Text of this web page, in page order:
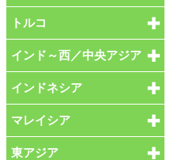
トルコ
インド～西／中央アジア
インドネシア
マレイシア
東アジア